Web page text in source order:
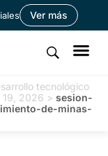
Ver más
tecnológico
19, 2026 > sesion-
de-minas-